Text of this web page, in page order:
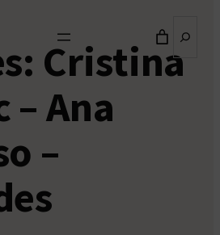
Cristina
– Ana
–